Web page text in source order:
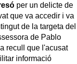
per un delicte de
que va accedir i va
de la targeta del
de Pablo
recull que l'acusat
informació